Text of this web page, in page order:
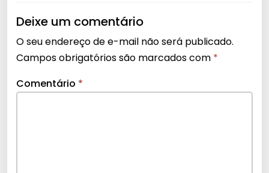
Deixe um comentário
O seu endereço de e-mail não será publicado.
Campos obrigatórios são marcados com *
Comentário *